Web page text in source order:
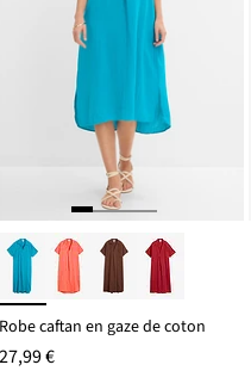
Robe caftan en gaze de coton
27,99 €